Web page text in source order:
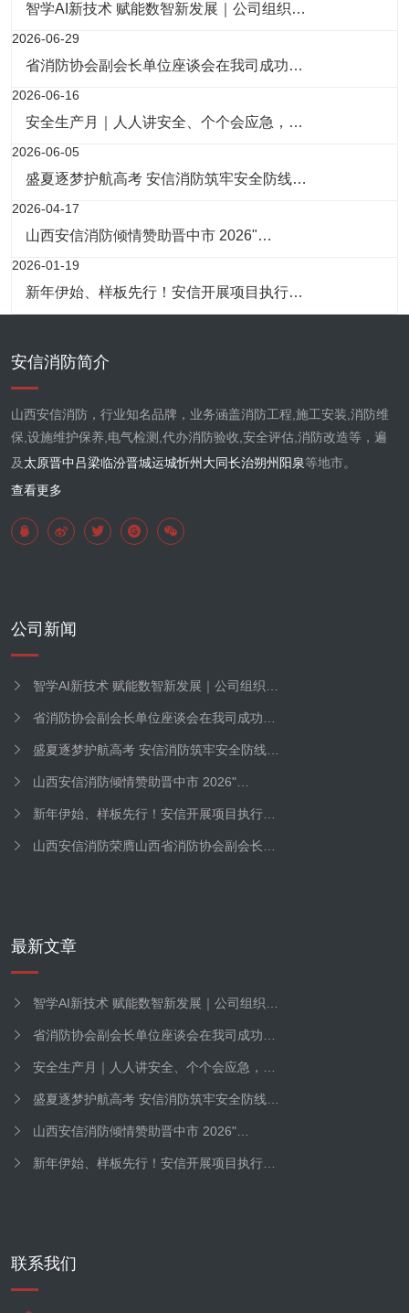
智学AI新技术 赋能数智新发展｜公司组织…
2026-06-29
省消防协会副会长单位座谈会在我司成功…
2026-06-16
安全生产月｜人人讲安全、个个会应急，…
2026-06-05
盛夏逐梦护航高考 安信消防筑牢安全防线…
2026-04-17
山西安信消防倾情赞助晋中市 2026"…
2026-01-19
新年伊始、样板先行！安信开展项目执行…
安信消防简介
山西安信消防，行业知名品牌，业务涵盖消防工程,施工安装,消防维
保,设施维护保养,电气检测,代办消防验收,安全评估,消防改造等，遍
及 太原晋中 吕梁临汾晋城运城忻州 大同长治朔州 阳泉等地市。
查看更多
公司新闻
智学AI新技术 赋能数智新发展｜公司组织…
省消防协会副会长单位座谈会在我司成功…
盛夏逐梦护航高考 安信消防筑牢安全防线…
山西安信消防倾情赞助晋中市 2026"…
新年伊始、样板先行！安信开展项目执行…
山西安信消防荣膺山西省消防协会副会长…
最新文章
智学AI新技术 赋能数智新发展｜公司组织…
省消防协会副会长单位座谈会在我司成功…
安全生产月｜人人讲安全、个个会应急，…
盛夏逐梦护航高考 安信消防筑牢安全防线…
山西安信消防倾情赞助晋中市 2026"…
新年伊始、样板先行！安信开展项目执行…
联系我们